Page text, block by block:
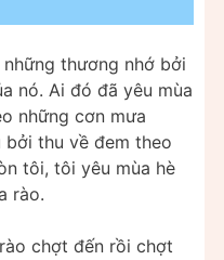
thương nhớ bởi
nó. Ai đó đã yêu mùa
những cơn mưa
bởi thu về đem theo
tôi, tôi yêu mùa hè
rào.
chợt đến rồi chợt